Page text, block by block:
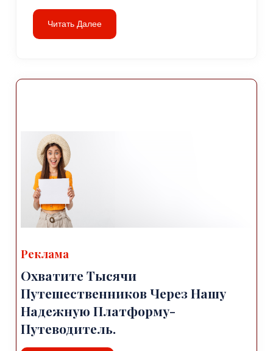
Читать Далее
Реклама
Охватите Тысячи
Путешественников Через Нашу
Надежную Платформу-
Путеводитель.